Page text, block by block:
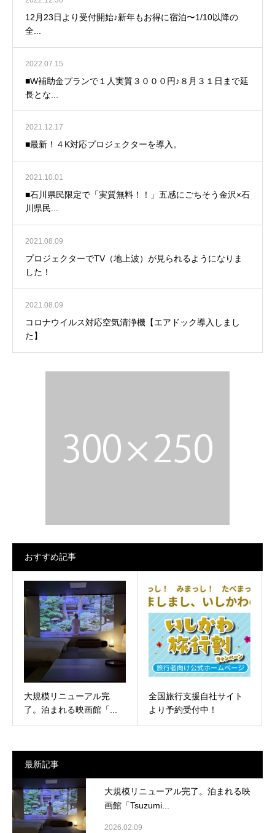
12月23日より受付開始♪新年もお得に宿泊〜1/10以降の
全...
2022.07.15
■W補助金プランで１人実質３０００円♪８月３１日まで延
長とな...
2021.12.17
■最新！４K対応プロジェクターを導入。
2021.10.01
■石川県民限定で「実質無料！！」五感にごちそう金沢×石
川県民...
2021.08.09
プロジェクターでTV（地上波）が見られるようになりま
した！
2021.08.09
コロナウイルス対応空気清浄機【エアドック導入しまし
た】
おすすめ記事
大規模リニューアル完
了。泊まれる映画館「...
全国旅行支援自社サイト
より予約受付中！
最新記事
大規模リニューアル完了。泊まれる映
画館「Tsuzumi...
2026.02.09